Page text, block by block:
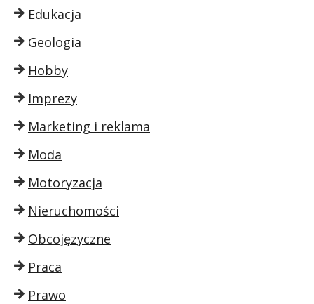
Edukacja
Geologia
Hobby
Imprezy
Marketing i reklama
Moda
Motoryzacja
Nieruchomości
Obcojęzyczne
Praca
Prawo